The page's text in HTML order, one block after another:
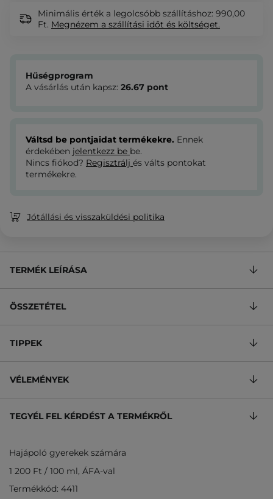
Minimális érték a legolcsóbb szállításhoz: 990,00
Ft. Megnézem a szállítási időt és költséget.
Hűségprogram
A vásárlás után kapsz: 26.67 pont
Váltsd be pontjaidat termékekre. Ennek
érdekében jelentkezz be be.
Nincs fiókod? Regisztrálj és válts pontokat
termékekre.
Jótállási és visszaküldési politika
TERMÉK LEÍRÁSA
ÖSSZETÉTEL
TIPPEK
VÉLEMÉNYEK
TEGYÉL FEL KÉRDÉST A TERMÉKRŐL
Hajápoló gyerekek számára
1 200 Ft / 100 ml, ÁFA-val
Termékkód: 4411